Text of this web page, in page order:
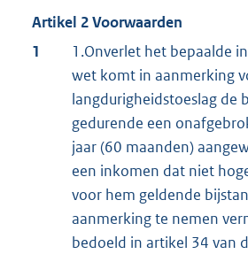
Artikel 2 Voorwaarden
1
1.Onverlet het bepaalde
wet komt in aanmerking
langdurigheidstoeslag de
gedurende een
jaar (60 maanden)
een inkomen dat niet
voor hem geldende
aanmerking te nemen
bedoeld in artikel 34 van